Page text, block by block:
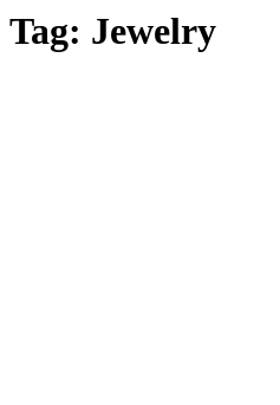
Tag: Jewelry